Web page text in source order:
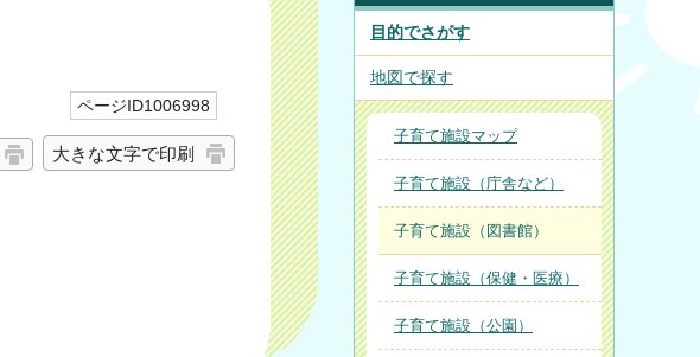
ページID1006998
大きな文字で印刷
目的でさがす
地図で探す
子育て施設マップ
子育て施設（庁舎など）
子育て施設（図書館）
子育て施設（保健・医療）
子育て施設（公園）